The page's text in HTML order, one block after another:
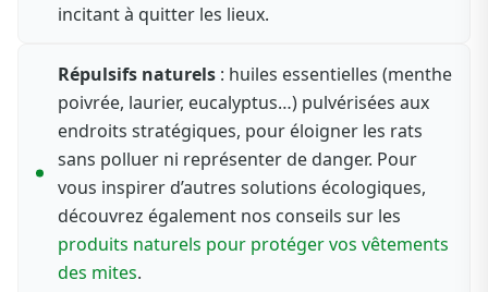
incitant à quitter les lieux.
Répulsifs naturels : huiles essentielles (menthe
poivrée, laurier, eucalyptus…) pulvérisées aux
endroits stratégiques, pour éloigner les rats
sans polluer ni représenter de danger. Pour
vous inspirer d’autres solutions écologiques,
découvrez également nos conseils sur les
produits naturels pour protéger vos vêtements
des mites.